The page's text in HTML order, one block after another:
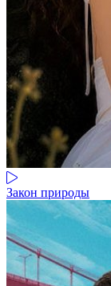
Закон природы